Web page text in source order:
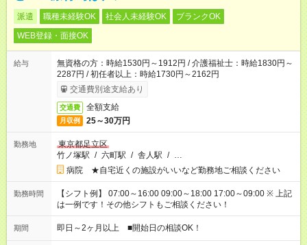
派遣 職種未経験OK 社会人未経験OK
ブランクOK
WEB登録・面接OK
給与
無資格の方：時給1530円～1912円 / 介護福祉士：時給1830円～
2287円 / 初任者以上：時給1730円～2162円
交通費別途支給あり
交通費 全額支給
月収例 25～30万円
勤務地
東京都足立区
竹ノ塚駅 / 六町駅 / 舎人駅 / …
病院 ★自宅近くの施設がいいなど勤務地ご相談ください
勤務時間
【シフト例】 07:00～16:00 09:00～18:00 17:00～09:00 ※ 上記
は一例です！その他シフトもご相談ください！
期間 即日～2ヶ月以上 ■開始日の相談OK！